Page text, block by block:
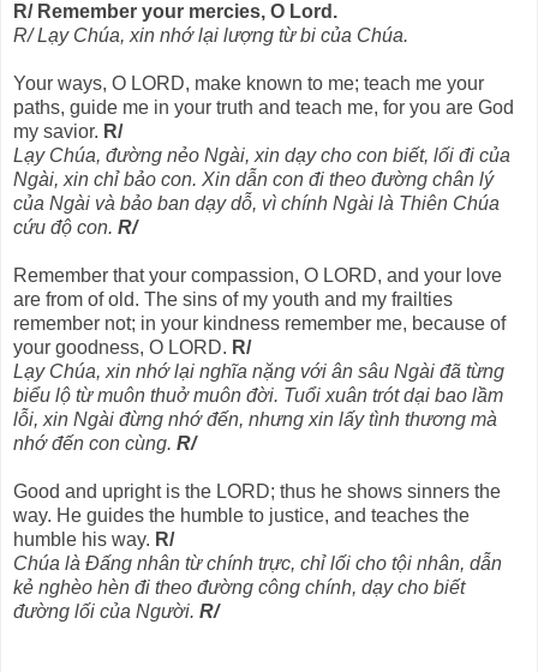
R/ Remember your mercies, O Lord.
R/ Lạy Chúa, xin nhớ lại lượng từ bi của Chúa.
Your ways, O LORD, make known to me; teach me your
paths, guide me in your truth and teach me, for you are God
my savior. R/
Lạy Chúa, đường nẻo Ngài, xin dạy cho con biết, lối đi của
Ngài, xin chỉ bảo con. Xin dẫn con đi theo đường chân lý
của Ngài và bảo ban dạy dỗ, vì chính Ngài là Thiên Chúa
cứu độ con. R/
Remember that your compassion, O LORD, and your love
are from of old. The sins of my youth and my frailties
remember not; in your kindness remember me, because of
your goodness, O LORD. R/
Lạy Chúa, xin nhớ lại nghĩa nặng với ân sâu Ngài đã từng
biểu lộ từ muôn thuở muôn đời. Tuổi xuân trót dại bao lầm
lỗi, xin Ngài đừng nhớ đến, nhưng xin lấy tình thương mà
nhớ đến con cùng. R/
Good and upright is the LORD; thus he shows sinners the
way. He guides the humble to justice, and teaches the
humble his way. R/
Chúa là Đấng nhân từ chính trực, chỉ lối cho tội nhân, dẫn
kẻ nghèo hèn đi theo đường công chính, dạy cho biết
đường lối của Người. R/